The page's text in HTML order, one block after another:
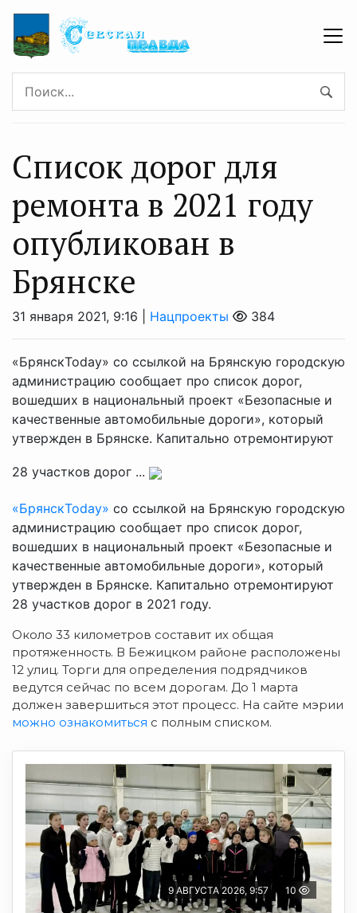
Список дорог для
ремонта в 2021 году
опубликован в
Брянске
31 января 2021, 9:16 | Нацпроекты 384
«БрянскToday» со ссылкой на Брянскую городскую
администрацию сообщает про список дорог,
вошедших в национальный проект «Безопасные и
качественные автомобильные дороги», который
утвержден в Брянске. Капитально отремонтируют
28 участков дорог ...
«БрянскToday» со ссылкой на Брянскую городскую
администрацию сообщает про список дорог,
вошедших в национальный проект «Безопасные и
качественные автомобильные дороги», который
утвержден в Брянске. Капитально отремонтируют
28 участков дорог в 2021 году.
Около 33 километров составит их общая
протяженность. В Бежицком районе расположены
12 улиц. Торги для определения подрядчиков
ведутся сейчас по всем дорогам. До 1 марта
должен завершиться этот процесс. На сайте мэрии
можно ознакомиться с полным списком.
9 АВГУСТА 2026, 9:57 10